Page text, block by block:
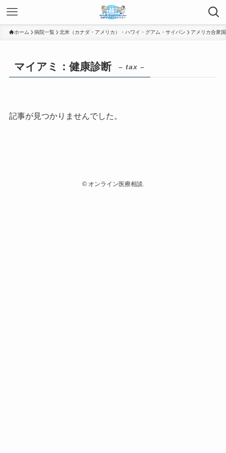
ホーム 病院一覧 北米（カナダ・アメリカ）・ハワイ・グアム・サイパン アメリカ合衆
マイアミ：健康診断 – tax –
記事が見つかりませんでした。
©オンライン医療相談.